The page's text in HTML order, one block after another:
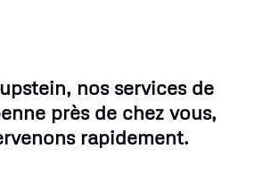
nos services de
près de chez vous,
rapidement.